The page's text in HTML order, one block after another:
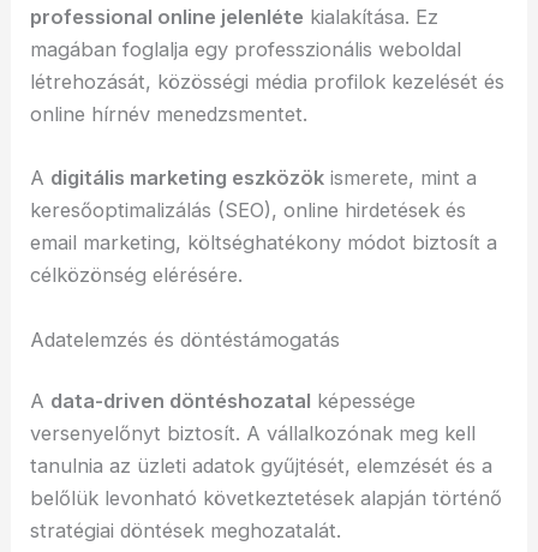
professional online jelenléte kialakítása. Ez
magában foglalja egy professzionális weboldal
létrehozását, közösségi média profilok kezelését és
online hírnév menedzsmentet.
A digitális marketing eszközök ismerete, mint a
keresőoptimalizálás (SEO), online hirdetések és
email marketing, költséghatékony módot biztosít a
célközönség elérésére.
Adatelemzés és döntéstámogatás
A data-driven döntéshozatal képessége
versenyelőnyt biztosít. A vállalkozónak meg kell
tanulnia az üzleti adatok gyűjtését, elemzését és a
belőlük levonható következtetések alapján történő
stratégiai döntések meghozatalát.